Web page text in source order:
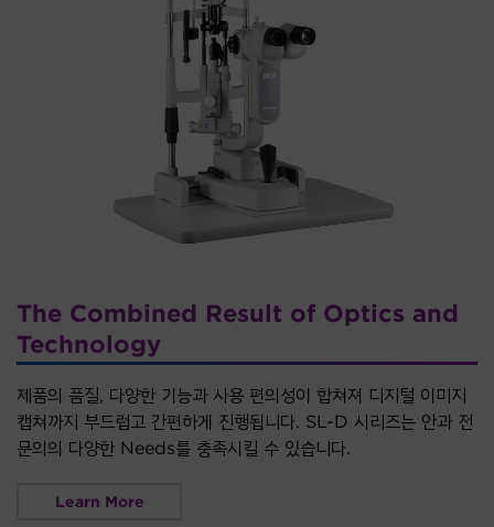
The Combined Result of Optics and
Technology
제품의 품질, 다양한 기능과 사용 편의성이 합쳐져 디지털 이미지
캡쳐까지 부드럽고 간편하게 진행됩니다. SL-D 시리즈는 안과 전
문의의 다양한 Needs를 충족시킬 수 있습니다.
Learn More